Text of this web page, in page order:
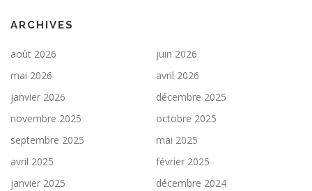
ARCHIVES
août 2026
juin 2026
mai 2026
avril 2026
janvier 2026
décembre 2025
novembre 2025
octobre 2025
septembre 2025
mai 2025
avril 2025
février 2025
janvier 2025
décembre 2024